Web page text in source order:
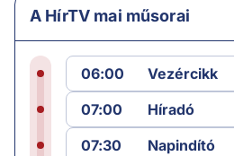
A HírTV mai műsorai
06:00
Vezércikk
07:00
Híradó
07:30
Napindító